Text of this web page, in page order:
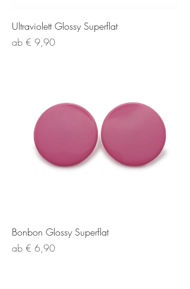
Ultraviolett Glossy Superflat
ab € 9,90
Sale-Preis
Bonbon Glossy Superflat
ab € 6,90
Sale-Preis